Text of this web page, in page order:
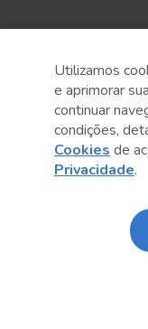
Sobre o Sesc
Central de
Transparência
Código de Conduta e
Política de
Utilizamos
e aprimorar
continuar
condições,
Cookies de
Privacidade.